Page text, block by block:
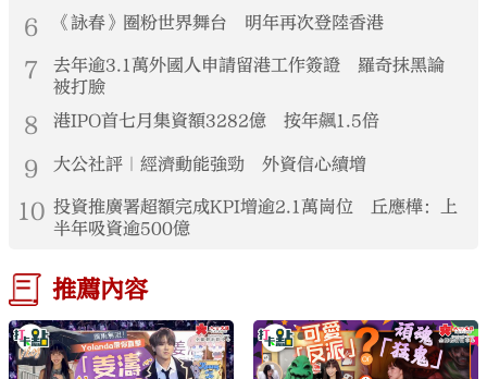
6 《詠春》圈粉世界舞台 明年再次登陸香港
7
去年逾3.1萬外國人申請留港工作簽證 羅奇抹黑論
被打臉
8 港IPO首七月集資額3282億 按年飆1.5倍
9 大公社評｜經濟動能強勁 外資信心續增
10 投資推廣署超額完成KPI增逾2.1萬崗位 丘應樺：上
半年吸資逾500億
推薦內容